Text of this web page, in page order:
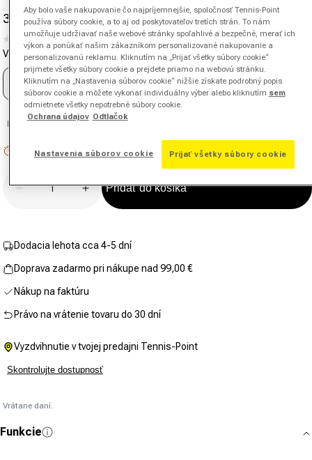
Cena po zľave
34,95 €
Normálna cena
50,00 €-30%
Žiadna
hodnota
hodnotenia.
Odkaz
na
tú
istú
stránku.
(0)
Veľkosť rukoväte
0
Nízky stav zásob: zostáva 8
Znížiť množstvo pre Pro Staff Precision Jr 25
Zvýšiť množstvo pre Pro Staff Precision
Pridať do košíka
Dodacia lehota cca 4-5 dní
Doprava zadarmo pri nákupe nad 99,00 €
Nákup na faktúru
Právo na vrátenie tovaru do 30 dní
Vyzdvihnutie v tvojej predajni Tennis-Point
Skontrolujte dostupnosť
Vrátane daní.
Funkcie
Aby bolo vaše nakupovanie čo najpríjemnejšie, spoločnosť Tennis-Point
používa súbory cookie, a to aj od poskytovateľov tretích strán. To nám
umožňuje udržiavať naše webové stránky spoľahlivé a bezpečné, merať ich
výkon a ponúkať našim zákazníkom personalizované nakupovanie a
personalizovanú reklamu. Kliknutím na „Prijať všetky súbory cookie“
prijmete všetky súbory cookie a prejdete priamo na webovú stránku.
Kliknutím na „Nastavenia súborov cookie“ nižšie získate podrobný popis
súborov cookie a môžete vykonať individuálny výber alebo kliknutím sem
odmietnete všetky nepotrebné súbory cookie.
Ochrana údajov Odtlačok
Nastavenia súborov cookie Prijať všetky súbory cookie